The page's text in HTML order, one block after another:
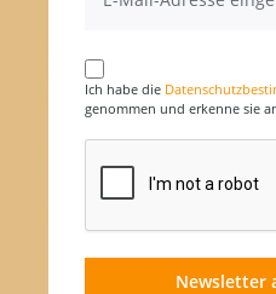
Ich habe die
genommen und erkenne sie
Newsletter